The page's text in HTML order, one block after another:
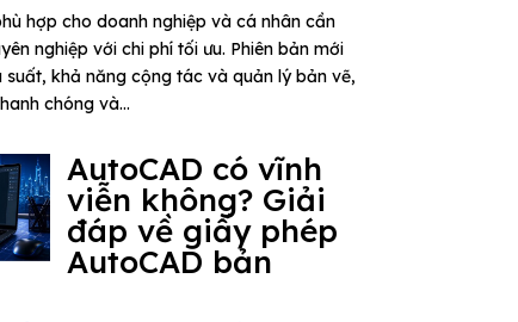
hợp cho doanh nghiệp và cá nhân cần
nghiệp với chi phí tối ưu. Phiên bản mới
suất, khả năng cộng tác và quản lý bản vẽ,
chóng và...
AutoCAD có vĩnh
viễn không? Giải
đáp về giấy phép
AutoCAD bản